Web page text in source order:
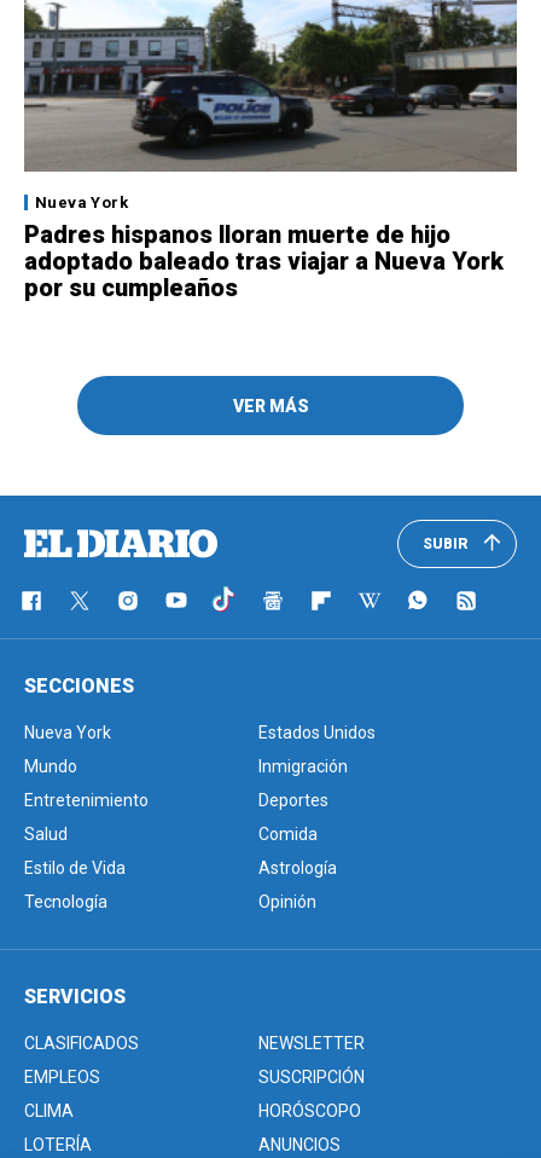
Nueva York
Padres hispanos lloran muerte de hijo
adoptado baleado tras viajar a Nueva York
por su cumpleaños
VER MÁS
SUBIR
SECCIONES
Nueva York
Estados Unidos
Mundo
Inmigración
Entretenimiento
Deportes
Salud
Comida
Estilo de Vida
Astrología
Tecnología
Opinión
SERVICIOS
CLASIFICADOS
NEWSLETTER
EMPLEOS
SUSCRIPCIÓN
CLIMA
HORÓSCOPO
LOTERÍA
ANUNCIOS